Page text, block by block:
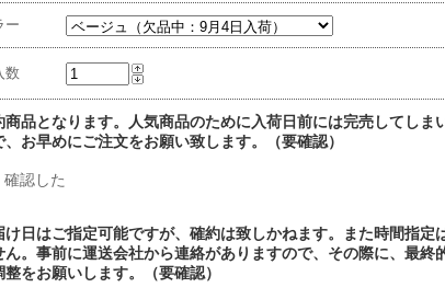
ー
数
商品となります。人気商品のために入荷日前には完売してしま
、お早めにご注文をお願い致します。（要確認）
確認した
け日はご指定可能ですが、確約は致しかねます。また時間指定
ん。事前に運送会社から連絡がありますので、その際に、最終
整をお願いします。（要確認）